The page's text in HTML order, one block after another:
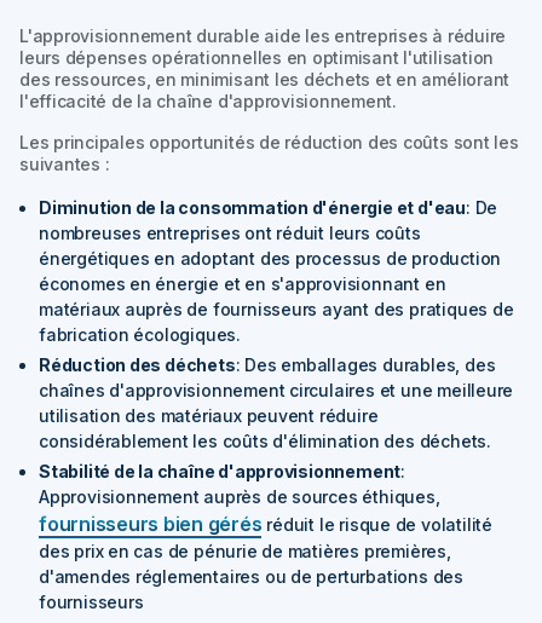
L'approvisionnement durable aide les entreprises à réduire
leurs dépenses opérationnelles en optimisant l'utilisation
des ressources, en minimisant les déchets et en améliorant
l'efficacité de la chaîne d'approvisionnement.
Les principales opportunités de réduction des coûts sont les
suivantes :
Diminution de la consommation d'énergie et d'eau: De
nombreuses entreprises ont réduit leurs coûts
énergétiques en adoptant des processus de production
économes en énergie et en s'approvisionnant en
matériaux auprès de fournisseurs ayant des pratiques de
fabrication écologiques.
Réduction des déchets: Des emballages durables, des
chaînes d'approvisionnement circulaires et une meilleure
utilisation des matériaux peuvent réduire
considérablement les coûts d'élimination des déchets.
Stabilité de la chaîne d'approvisionnement:
Approvisionnement auprès de sources éthiques,
fournisseurs bien gérés réduit le risque de volatilité
des prix en cas de pénurie de matières premières,
d'amendes réglementaires ou de perturbations des
fournisseurs